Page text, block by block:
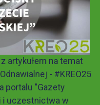
artykułem na temat
- #KREO25
portalu "Gazety
i uczestnictwa w